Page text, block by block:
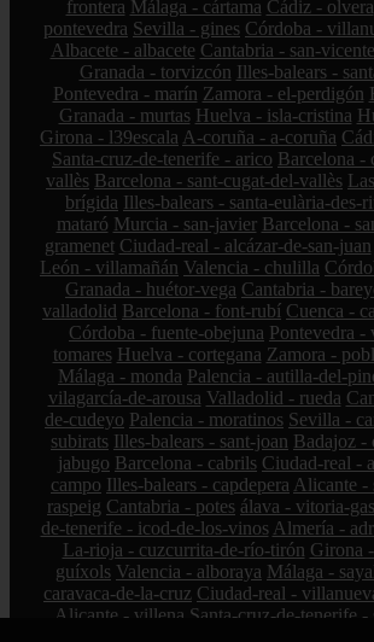
frontera Málaga - cártama Cádiz - olvera
pontevedra Sevilla - gines Córdoba -
Albacete - albacete Cantabria - san-
Granada - torvizcón Illes-balears -
Pontevedra - marín Zamora - el-perdigón
Granada - murtas Huelva - isla-cristina
Girona - l39escala A-coruña - a-coruña
Santa-cruz-de-tenerife - arico Barcelona -
vallès Barcelona - sant-cugat-del-vallès
brígida Illes-balears - santa-eulària-des-
mataró Murcia - san-javier Barcelona -
gramenet Ciudad-real - alcázar-de-san-juan
León - villamañán Valencia - chulilla
Granada - huétor-vega Cantabria -
valladolid Barcelona - font-rubí Cuenca -
Córdoba - fuente-obejuna Pontevedra -
tomares Huelva - cortegana Zamora -
Málaga - monda Palencia - autilla-del-
vilagarcía-de-arousa Valladolid - rueda
de-cudeyo Palencia - moratinos Sevilla -
subirats Illes-balears - sant-joan Badajoz -
jabugo Barcelona - cabrils Ciudad-real -
campo Illes-balears - capdepera Alicante -
raspeig Cantabria - potes álava - vitoria-
de-tenerife - icod-de-los-vinos Almería -
La-rioja - cuzcurrita-de-río-tirón Girona
guíxols Valencia - alboraya Málaga -
caravaca-de-la-cruz Ciudad-real -
Alicante - villena Santa-cruz-de-tenerife